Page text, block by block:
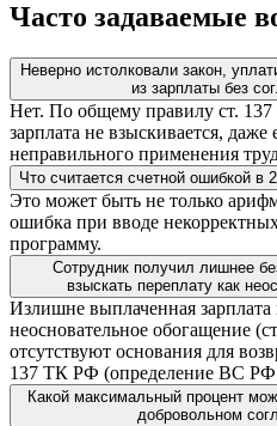
Часто задаваемые
Неверно истолковали закон,
из зарплаты без
Нет. По общему правилу ст.
зарплата не взыскивается,
неправильного применения
Что считается счетной ошибкой в
Это может быть не только
ошибка при вводе
программу.
Сотрудник получил лишнее
взыскать переплату как
Излишне выплаченная зарплата
неосновательное обогащение
отсутствуют основания для
137 ТК РФ (определение ВС
Какой максимальный процент
добровольном